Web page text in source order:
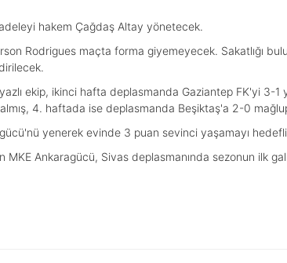
hakem Çağdaş Altay yönetecek.
Rodrigues maçta forma giyemeyecek. Sakatlığı
ekip, ikinci hafta deplasmanda Gaziantep FK'yi 3-1
4. haftada ise deplasmanda Beşiktaş'a 2-0
yenerek evinde 3 puan sevinci yaşamayı
MKE Ankaragücü, Sivas deplasmanında sezonun ilk